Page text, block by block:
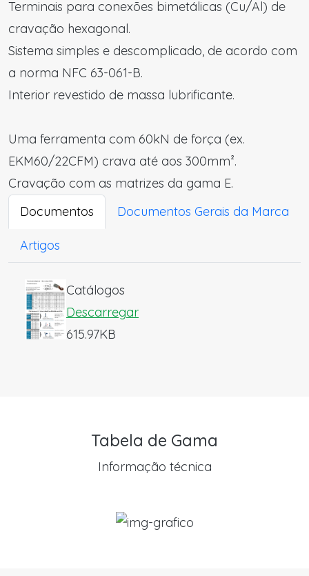
Terminais para conexões bimetálicas (Cu/Al) de
cravação hexagonal.
Sistema simples e descomplicado, de acordo com
a norma NFC 63-061-B.
Interior revestido de massa lubrificante.
Uma ferramenta com 60kN de força (ex.
EKM60/22CFM) crava até aos 300mm².
Cravação com as matrizes da gama E.
Documentos
Documentos Gerais da Marca
Artigos
Catálogos
Descarregar
615.97KB
Tabela de Gama
Informação técnica